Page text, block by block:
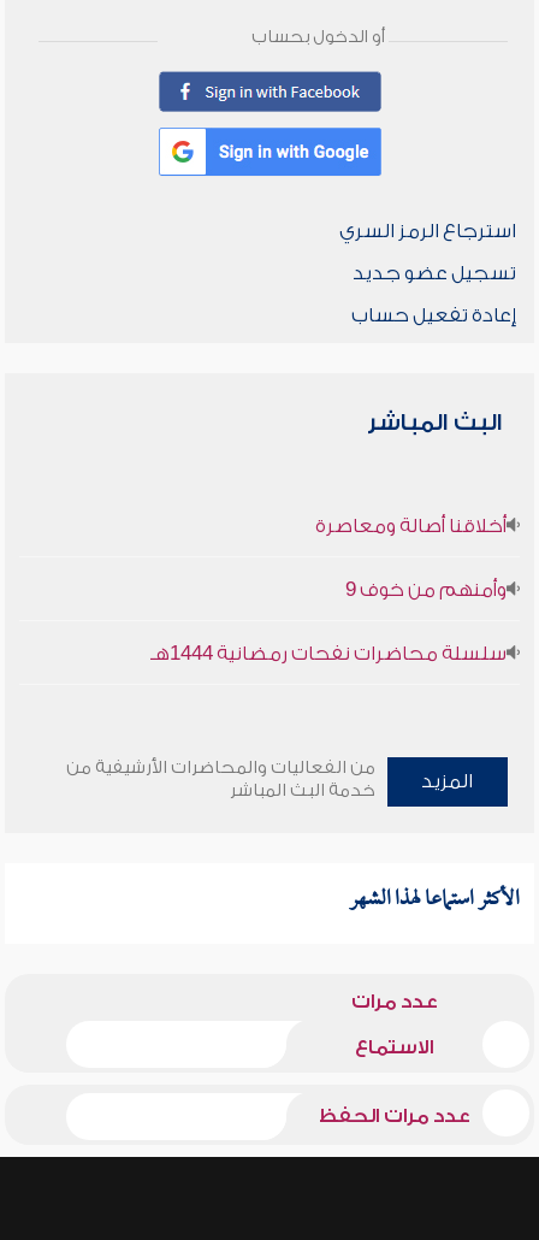
أو الدخول بحساب
استرجاع الرمز السري
تسجيل عضو جديد
إعادة تفعيل حساب
البث المباشر
أخلاقنا أصالة ومعاصرة
وأمنهم من خوف 9
سلسلة محاضرات نفحات رمضانية 1444هـ
المزيد
من الفعاليات والمحاضرات الأرشيفية من
خدمة البث المباشر
الأكثر استماعا لهذا الشهر
عدد مرات
الاستماع
عدد مرات الحفظ